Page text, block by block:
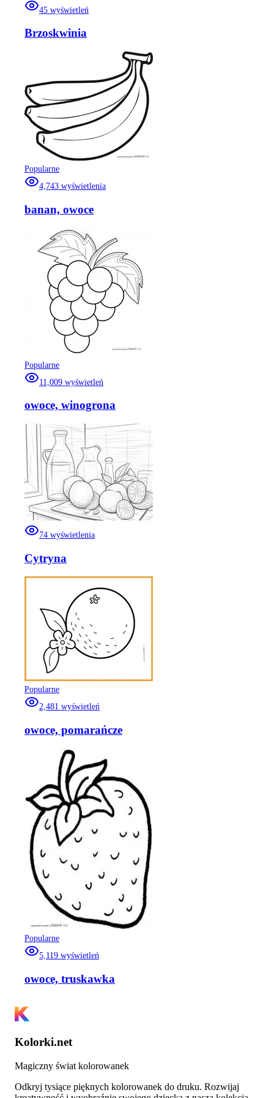
45 wyświetleń
Brzoskwinia
Popularne
4,743 wyświetlenia
banan, owoce
Popularne
11,009 wyświetleń
owoce, winogrona
74 wyświetlenia
Cytryna
Popularne
2,481 wyświetleń
owoce, pomarańcze
Popularne
5,119 wyświetleń
owoce, truskawka
Kolorki.net
Magiczny świat kolorowanek
Odkryj tysiące pięknych kolorowanek do druku. Rozwijaj